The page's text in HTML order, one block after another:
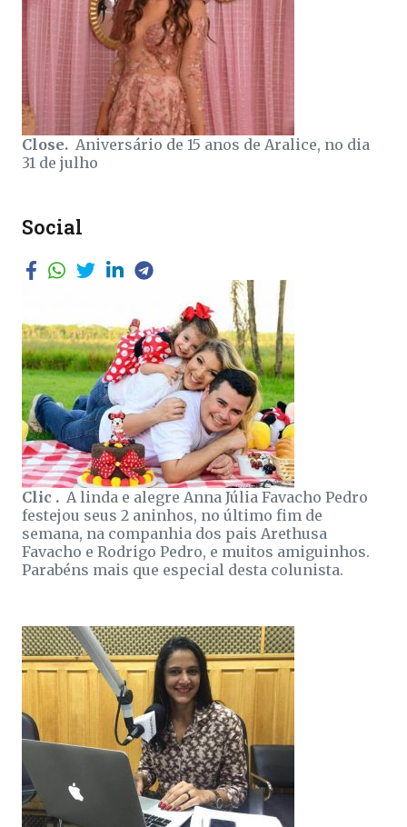
Close. Aniversário de 15 anos de Aralice, no dia
31 de julho
Social
Clic . A linda e alegre Anna Júlia Favacho Pedro
festejou seus 2 aninhos, no último fim de
semana, na companhia dos pais Arethusa
Favacho e Rodrigo Pedro, e muitos amiguinhos.
Parabéns mais que especial desta colunista.